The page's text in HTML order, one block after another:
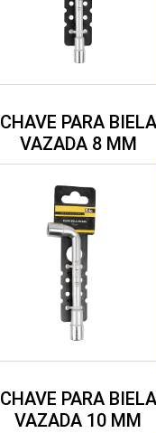
CHAVE PARA BIELA
VAZADA 8 MM
CHAVE PARA BIELA
VAZADA 10 MM